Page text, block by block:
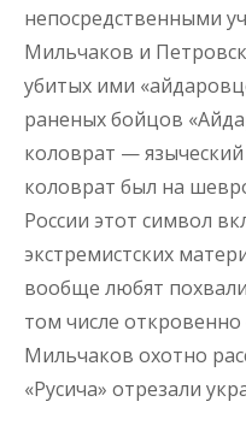
непосредственными
Мильчаков и
убитых ими
раненых бойцов
коловрат —
коловрат был на
России этот символ
экстремистских
вообще любят
том числе
Мильчаков охотно
«Русича» отрезали